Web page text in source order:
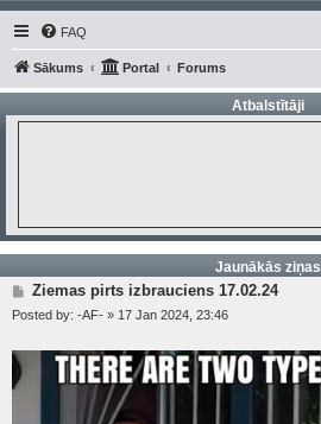
FAQ
Sākums Portal Forums
Atbalstītāji
Jaunākās ziņas
P
s
Ziemas pirts izbrauciens 17.02.24
Posted by: -AF- » 17 Jan 2024, 23:46